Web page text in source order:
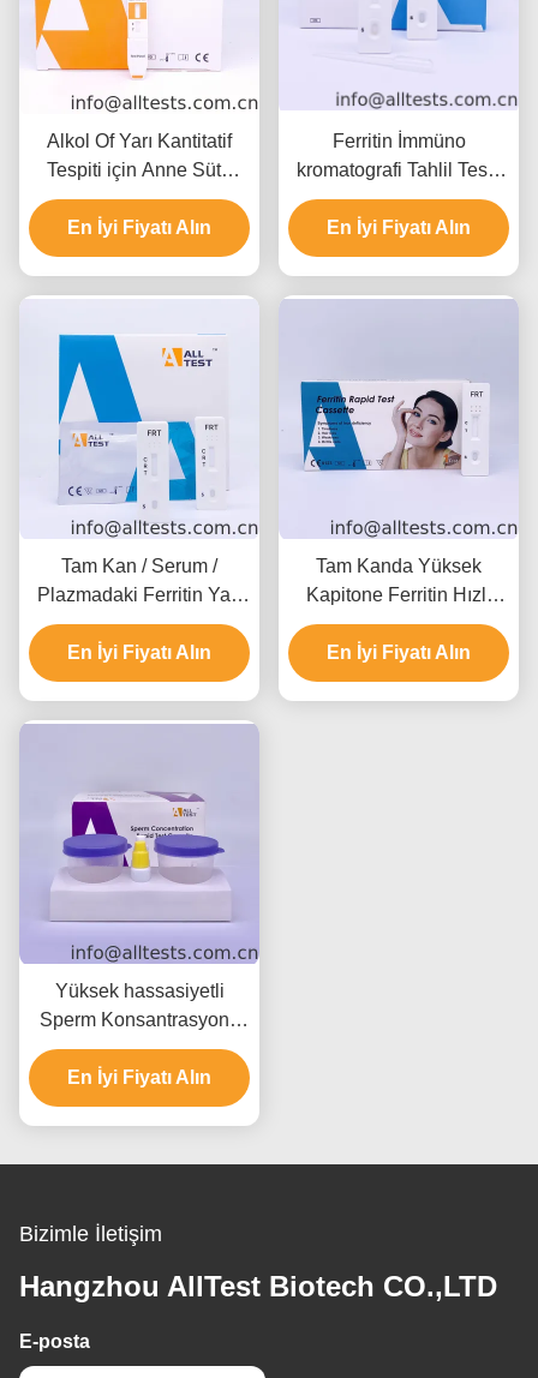
Alkol Of Yarı Kantitatif
Tespiti için Anne Sütü
Alkol Hızlı Test Paneli
En İyi Fiyatı Alın
Ferritin İmmüno
kromatografi Tahlil Testi,
Yüksek Kapitone ile Hızlı
İmmunoassay Testi
En İyi Fiyatı Alın
Tam Kan / Serum /
Plazmadaki Ferritin Yarı
Kantitatif Hızlı Test Kaseti
En İyi Fiyatı Alın
Tam Kanda Yüksek
Kapitone Ferritin Hızlı
Teşhis Testi Kaseti
En İyi Fiyatı Alın
Yüksek hassasiyetli
Sperm Konsantrasyonu
Hızlı Test Kaseti
Güvenliği
En İyi Fiyatı Alın
Bizimle İletişim
Hangzhou AllTest Biotech CO.,LTD
E-posta